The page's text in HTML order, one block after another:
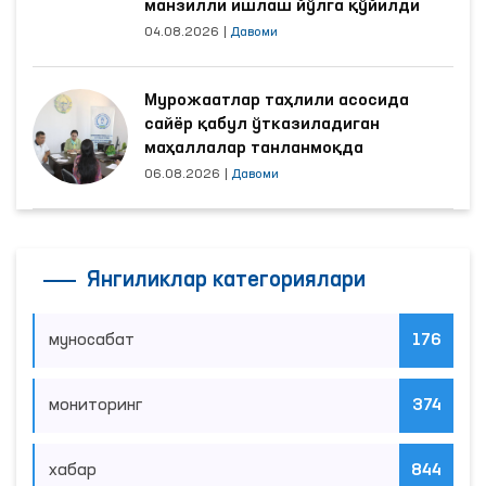
манзилли ишлаш йўлга қўйилди
04.08.2026 Давоми
Мурожаатлар таҳлили асосида
сайёр қабул ўтказиладиган
маҳаллалар танланмоқда
06.08.2026 Давоми
Янгиликлар категориялари
муносабат 176
мониторинг 374
хабар 844